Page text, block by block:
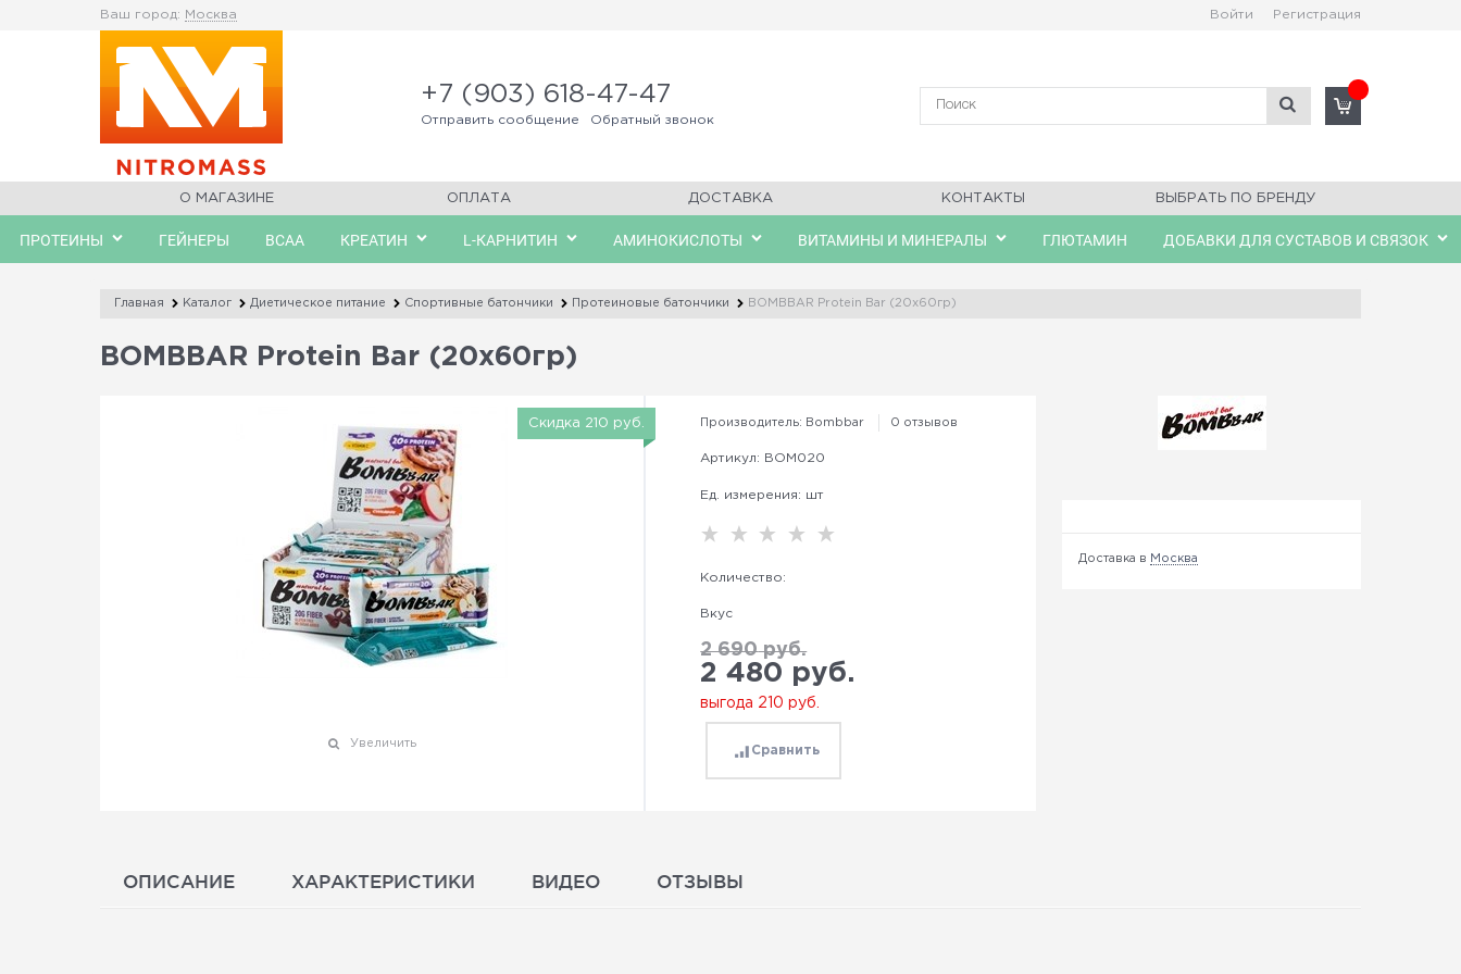
Ваш город: Москва Войти Регистрация
+7 (903) 618-47-47
Отправить сообщение Обратный звонок
О МАГАЗИНЕ ОПЛАТА ДОСТАВКА КОНТАКТЫ ВЫБРАТЬ ПО БРЕНДУ
ПРОТЕИНЫ ГЕЙНЕРЫ BCAA КРЕАТИН L-КАРНИТИН АМИНОКИСЛОТЫ ВИТАМИНЫ И МИНЕРАЛЫ ГЛЮТАМИН ДОБАВКИ ДЛЯ СУСТАВОВ И СВЯЗОК
Главная Каталог Диетическое питание Спортивные батончики Протеиновые батончики BOMBBAR Protein Bar (20x60гр)
BOMBBAR Protein Bar (20x60гр)
Скидка 210 руб.
Увеличить
Производитель: Bombbar 0 отзывов
Артикул: BOM020
Ед. измерения: шт
Количество:
Вкус
2 690 руб.
2 480 руб.
выгода 210 руб.
Сравнить
Доставка в Москва
ОПИСАНИЕ ХАРАКТЕРИСТИКИ ВИДЕО ОТЗЫВЫ